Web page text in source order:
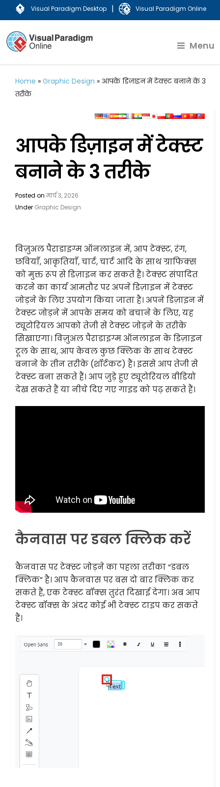
Visual Paradigm Desktop | Visual Paradigm Online
Menu
Home »Graphic Design » आपके डिज़ाइन में टेक्स्ट बनाने के 3
तरीके
आपके डिज़ाइन में टेक्स्ट
बनाने के 3 तरीके
Posted onमार्च 3, 2026
Under Graphic Design
विज़ुअल पैराडाइग्म ऑनलाइन में, आप टेक्स्ट, रंग,
छवियाँ, आकृतियाँ, चार्ट, चार्ट आदि के साथ ग्राफिक्स
को मुक्त रूप से डिज़ाइन कर सकते हैं। टेक्स्ट संपादित
करने का कार्य आमतौर पर अपने डिज़ाइन में टेक्स्ट
जोड़ने के लिए उपयोग किया जाता है। अपने डिज़ाइन में
टेक्स्ट जोड़ने में आपके समय को बचाने के लिए, यह
ट्यूटोरियल आपको तेजी से टेक्स्ट जोड़ने के तरीके
सिखाएगा। विज़ुअल पैराडाइग्म ऑनलाइन के डिज़ाइन
टूल के साथ, आप केवल कुछ क्लिक के साथ टेक्स्ट
बनाने के तीन तरीके (शॉर्टकट) हैं। इससे आप तेजी से
टेक्स्ट बना सकते हैं। आप जुड़े हुए ट्यूटोरियल वीडियो
देख सकते हैं या नीचे दिए गए गाइड को पढ़ सकते हैं।
कैनवास पर डबल क्लिक करें
कैनवास पर टेक्स्ट जोड़ने का पहला तरीका “डबल
क्लिक” है। आप कैनवास पर बस दो बार क्लिक कर
सकते हैं, एक टेक्स्ट बॉक्स तुरंत दिखाई देगा। अब आप
टेक्स्ट बॉक्स के अंदर कोई भी टेक्स्ट टाइप कर सकते
हैं।